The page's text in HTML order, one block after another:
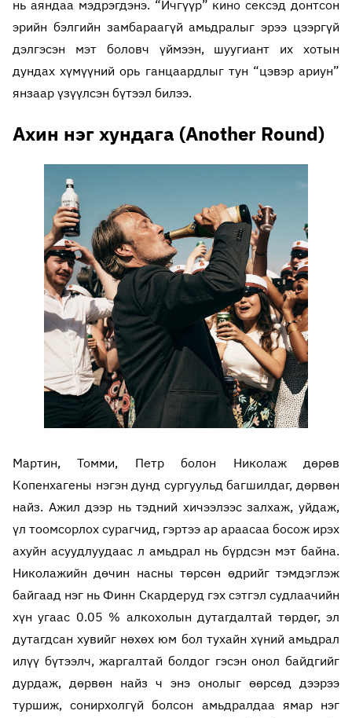
нь аяндаа мэдрэгдэнэ. “Ичгүүр” кино сексэд донтсон
эрийн бэлгийн замбараагүй амьдралыг эрээ цээргүй
дэлгэсэн мэт боловч үймээн, шуугиант их хотын
дундах хүмүүний орь ганцаардлыг тун “цэвэр ариун”
янзаар үзүүлсэн бүтээл билээ.
Ахин нэг хундага (Another Round)
Мартин, Томми, Петр болон Николаж дөрөв
Копенхагены нэгэн дунд сургуульд багшилдаг, дөрвөн
найз. Ажил дээр нь тэдний хичээлээс залхаж, уйдаж,
үл тоомсорлох сурагчид, гэртээ ар араасаа босож ирэх
ахуйн асуудлуудаас л амьдрал нь бүрдсэн мэт байна.
Николажийн дөчин насны төрсөн өдрийг тэмдэглэж
байгаад нэг нь Финн Скардеруд гэх сэтгэл судлаачийн
хүн угаас 0.05 % алкохолын дутагдалтай төрдөг, эл
дутагдсан хувийг нөхөх юм бол тухайн хүний амьдрал
илүү бүтээлч, жаргалтай болдог гэсэн онол байдгийг
дурдаж, дөрвөн найз ч энэ онолыг өөрсөд дээрээ
туршиж, сонирхолгүй болсон амьдралдаа ямар нэг